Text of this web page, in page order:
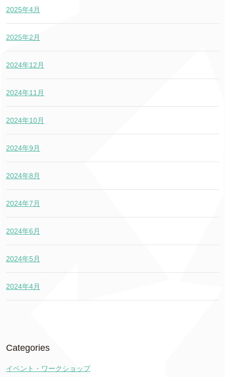
2025年4月
2025年2月
2024年12月
2024年11月
2024年10月
2024年9月
2024年8月
2024年7月
2024年6月
2024年5月
2024年4月
Categories
イベント・ワークショップ